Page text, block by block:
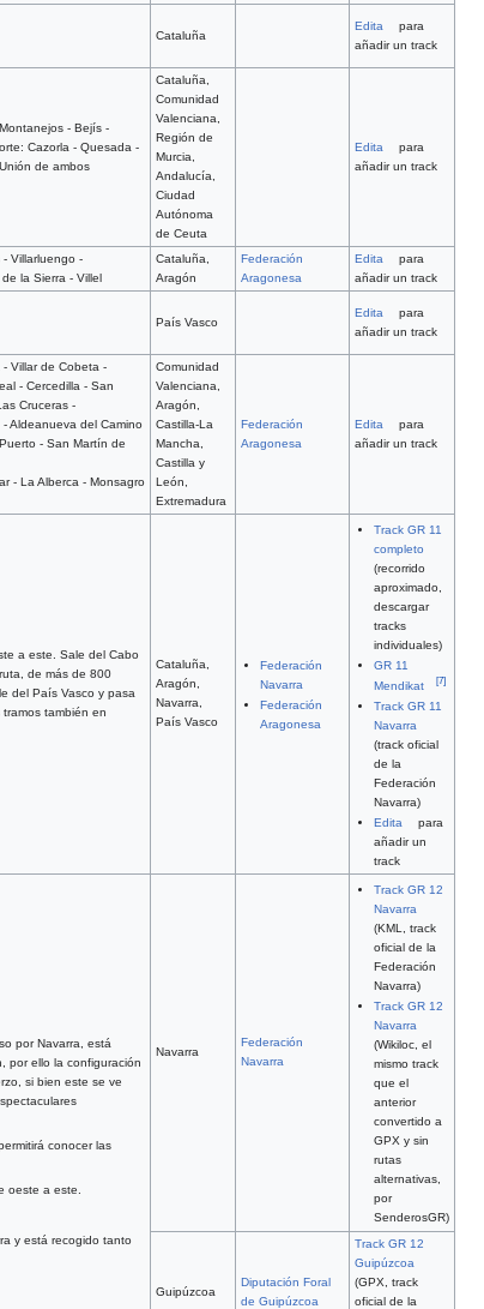
Cataluña
Edita
para
añadir un track
- Bejís -
Cazorla - Quesada -
de ambos
Cataluña,
Comunidad
Valenciana,
Región de
Murcia,
Andalucía,
Ciudad
Autónoma
de Ceuta
Edita
para
añadir un track
Villarluengo -
la Sierra - Villel
Cataluña,
Aragón
Federación
Aragonesa
Edita
para
añadir un track
País Vasco
Edita
para
añadir un track
Villar de Cobeta -
- Cercedilla - San
Cruceras -
Aldeanueva del Camino
- San Martín de
- La Alberca - Monsagro
Comunidad
Valenciana,
Aragón,
Castilla-La
Mancha,
Castilla y
León,
Extremadura
Federación
Aragonesa
Edita
para
añadir un track
a este. Sale del Cabo
de más de 800
del País Vasco y pasa
también en
Cataluña,
Aragón,
Navarra,
País Vasco
Federación
Navarra
Federación
Aragonesa
Track GR 11
completo
(recorrido
aproximado,
descargar
tracks
individuales)
GR 11
Mendikat
[7]
Track GR 11
Navarra
(track oficial
de la
Federación
Navarra)
Edita
para
añadir un
track
por Navarra, está
por ello la configuración
si bien este se ve
conocer las
oeste a este.
y está recogido tanto
Navarra
Federación
Navarra
Track GR 12
Navarra
(KML, track
oficial de la
Federación
Navarra)
Track GR 12
Navarra
(Wikiloc, el
mismo track
que el
anterior
convertido a
GPX y sin
rutas
alternativas,
por
SenderosGR)
Guipúzcoa
Diputación Foral
de Guipúzcoa
Track GR 12
Guipúzcoa
(GPX, track
oficial de la